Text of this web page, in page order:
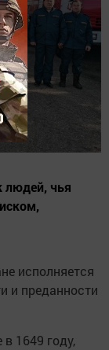
людей, чья
исполняется
и преданности
1649 году,